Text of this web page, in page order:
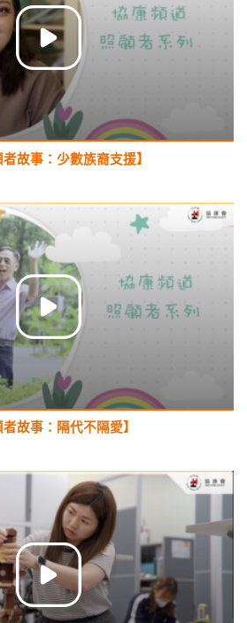
故事：少數族裔支援】
故事：隔代不隔愛】